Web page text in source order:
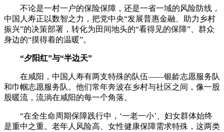
不论是一村一户的保险保障，还是一省一域的风险防线，
中国人寿正以数智之力，把党中央“发展普惠金融、助力乡村
振兴”的决策部署，转化为田间地头的“看得见的保障”、群众
身边的“摸得着的温暖”。
“夕阳红”与“半边天”
在咸阳，中国人寿有两支特殊的队伍——银龄志愿服务队
和巾帼志愿服务队。他们常年奔波在乡村与社区之间，像一股
股暖流，流淌在咸阳的每一个角落。
“在全生命周期保障践行中，‘一老一小’、妇女群体始终
是重中之重。老年人风险高、女性健康保障需求特殊，这两类